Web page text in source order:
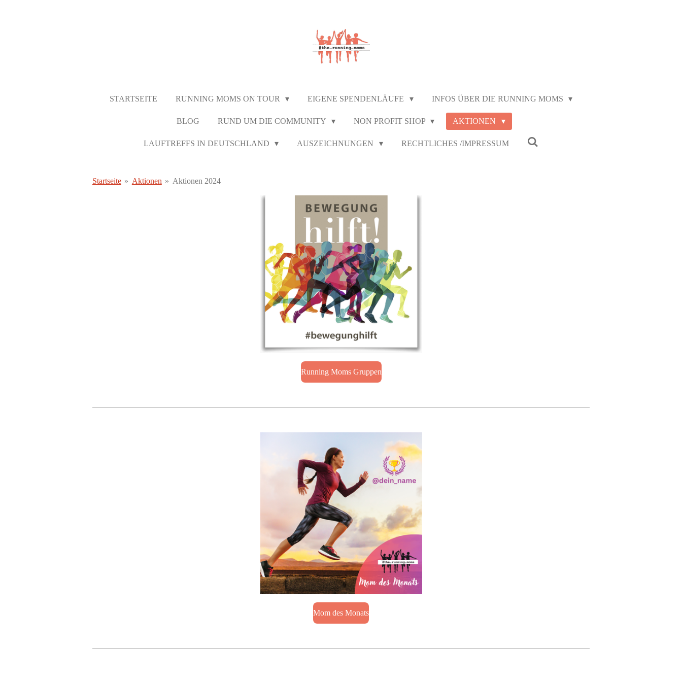
STARTSEITE RUNNING MOMS ON TOUR EIGENE SPENDENLÄUFE INFOS ÜBER DIE RUNNING MOMS
BLOG RUND UM DIE COMMUNITY NON PROFIT SHOP AKTIONEN
LAUFTREFFS IN DEUTSCHLAND AUSZEICHNUNGEN RECHTLICHES /IMPRESSUM
Startseite » Aktionen » Aktionen 2024
Running Moms Gruppen
Mom des Monats